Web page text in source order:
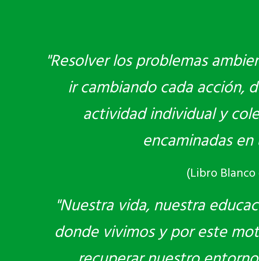
"Resolver los problemas
ir cambiando cada acción,
actividad individual y
encaminadas
(Libro
"Nuestra vida, nuestra
donde vivimos y por este